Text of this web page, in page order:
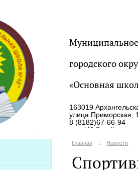
городского
«Основная
163019
улица Приморская,
8 (8182)67-66-94
scool48@mail.ru
Главная → Новости